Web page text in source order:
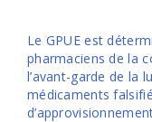
Le GPUE est
pharmaciens de la
l’avant-garde de la
médicaments